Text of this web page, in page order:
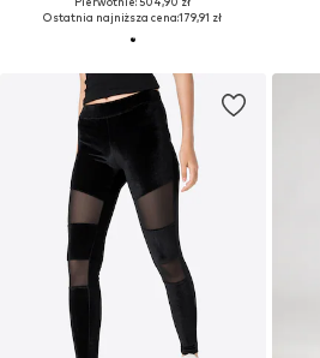
Ostatnia najniższa cena:179,91 zł